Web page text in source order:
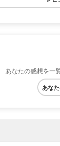
あなたの感想を一
あな